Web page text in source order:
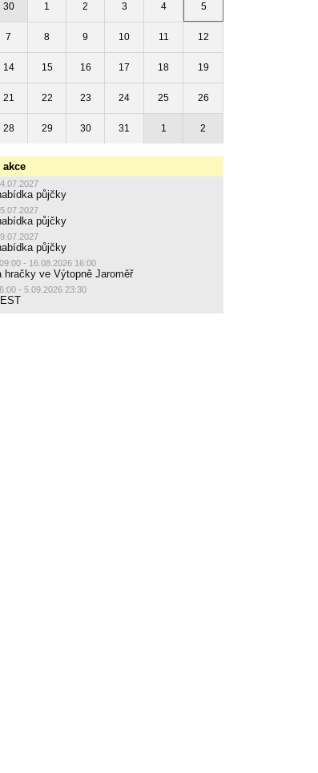
30 1 2 3 4 5
7 8 9 10 11 12
14 15 16 17 18 19
21 22 23 24 25 26
28 29 30 31 1 2
akce
půjčky
půjčky
půjčky
- 16.08.2026 16:00
hračky ve Výtopně Jaroměř
- 5.09.2026 23:30